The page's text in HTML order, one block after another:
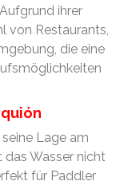
ihrer
von Restaurants,
die eine
Lage am
das Wasser nicht
für Paddler